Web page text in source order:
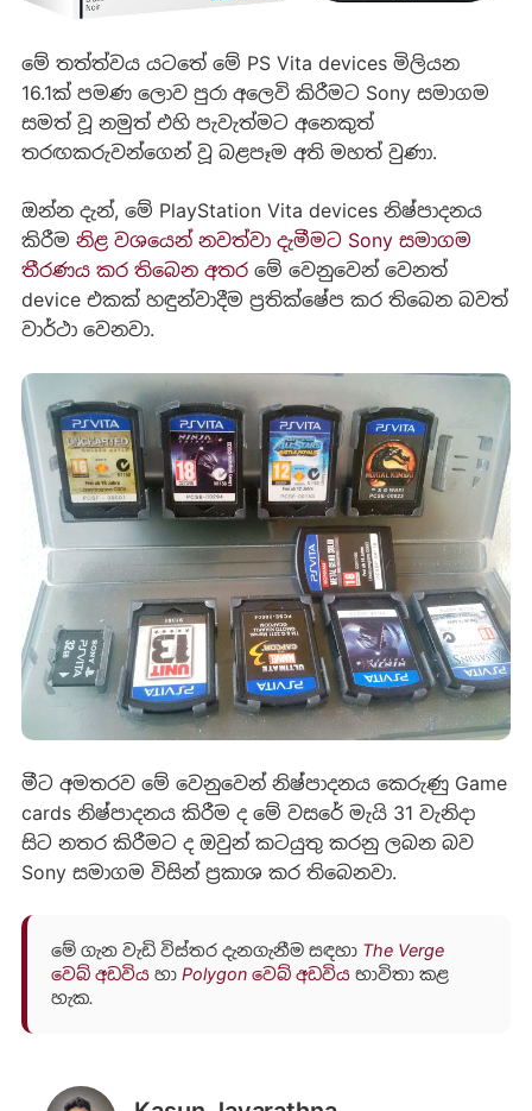
මේ තත්ත්වය යටතේ මේ PS Vita devices මිලියන
16.1ක් පමණ ලොව පුරා අලෙවි කිරීමට Sony සමාගම
සමත් වූ නමුත් එහි පැවැත්මට අනෙකුත්
තරඟකරුවන්ගෙන් වූ බළපෑම අති මහත් වුණා.
ඔන්න දැන්, මේ PlayStation Vita devices නිෂ්පාදනය
කිරීම නිළ වශයෙන් නවත්වා දැමීමට Sony සමාගම
තීරණය කර තිබෙන අතරමේ වෙනුවෙන් වෙනත්
device එකක් හඳුන්වාදීම ප්‍රතික්ෂේප කර තිබෙන බවත්
වාර්ථා වෙනවා.
මීට අමතරව මේ වෙනුවෙන් නිෂ්පාදනය කෙරුණු Game
cards නිෂ්පාදනය කිරීම ද මේ වසරේ මැයි 31 වැනිදා
සිට නතර කිරීමට ද ඔවුන් කටයුතු කරනු ලබන බව
Sony සමාගම විසින් ප්‍රකාශ කර තිබෙනවා.
මේ ගැන වැඩි විස්තර දැනගැනීම සඳහා The Verge
වෙබ් අඩවියහා Polygon වෙබ් අඩවියභාවිතා කළ
හැක.